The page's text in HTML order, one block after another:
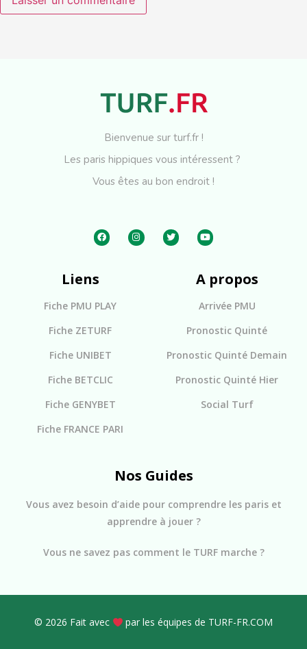
Bienvenue sur turf.fr !
Les paris hippiques vous intéressent ?
Vous êtes au bon endroit !
Liens
Fiche PMU PLAY
Fiche ZETURF
Fiche UNIBET
Fiche BETCLIC
Fiche GENYBET
Fiche FRANCE PARI
A propos
Arrivée PMU
Pronostic Quinté
Pronostic Quinté Demain
Pronostic Quinté Hier
Social Turf
Nos Guides
Vous avez besoin d’aide pour comprendre les paris et
apprendre à jouer ?
Vous ne savez pas comment le TURF marche ?
© 2026 Fait avec par les équipes de TURF-FR.COM